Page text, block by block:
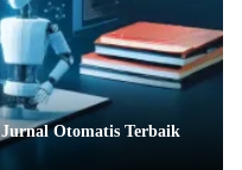
Otomatis Terbaik